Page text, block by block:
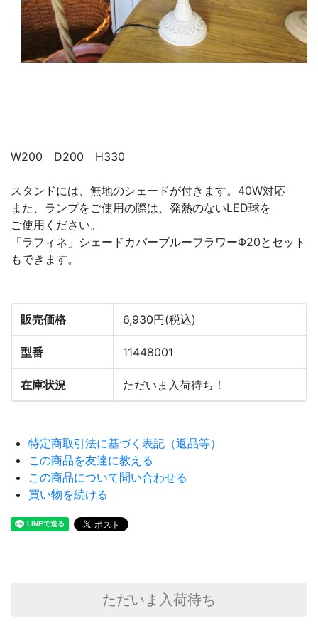
W200 D200 H330
スタンドには、無地のシェードが付きます。40W対応
また、ランプをご使用の際は、発熱のないLED球を
ご使用ください。
「ラフィネ」シェードカバーブルーフラワーΦ20とセット
もできます。
販売価格 6,930円(税込)
型番 11448001
在庫状況 ただいま入荷待ち！
特定商取引法に基づく表記（返品等）
この商品を友達に教える
この商品について問い合わせる
買い物を続ける
ただいま入荷待ち